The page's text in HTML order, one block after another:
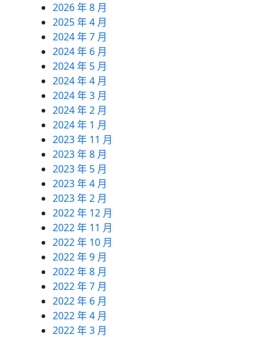
2026 年 8 月
2025 年 4 月
2024 年 7 月
2024 年 6 月
2024 年 5 月
2024 年 4 月
2024 年 3 月
2024 年 2 月
2024 年 1 月
2023 年 11 月
2023 年 8 月
2023 年 5 月
2023 年 4 月
2023 年 2 月
2022 年 12 月
2022 年 11 月
2022 年 10 月
2022 年 9 月
2022 年 8 月
2022 年 7 月
2022 年 6 月
2022 年 4 月
2022 年 3 月